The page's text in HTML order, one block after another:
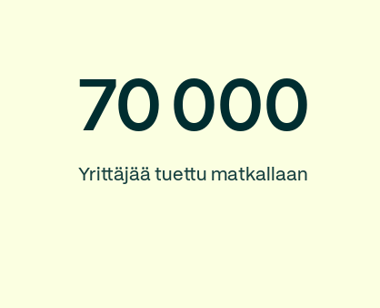
70 000
Yrittäjää tuettu matkallaan